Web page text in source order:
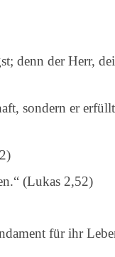
denn der Herr,
sondern er
(Lukas 2,52)
für ihr